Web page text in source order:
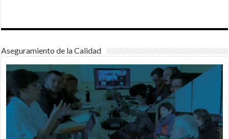
Aseguramiento de la Calidad